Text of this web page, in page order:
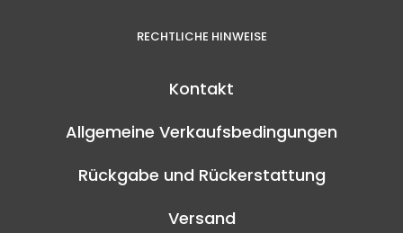
RECHTLICHE HINWEISE
Kontakt
Allgemeine Verkaufsbedingungen
Rückgabe und Rückerstattung
Versand